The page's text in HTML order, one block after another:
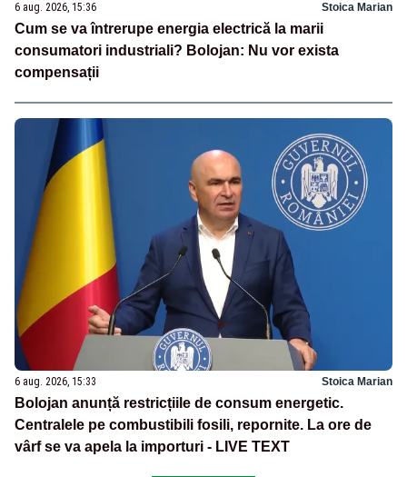
6 aug. 2026, 15:36 Stoica Marian
Cum se va întrerupe energia electrică la marii
consumatori industriali? Bolojan: Nu vor exista
compensații
6 aug. 2026, 15:33 Stoica Marian
Bolojan anunță restricțiile de consum energetic.
Centralele pe combustibili fosili, repornite. La ore de
vârf se va apela la importuri - LIVE TEXT